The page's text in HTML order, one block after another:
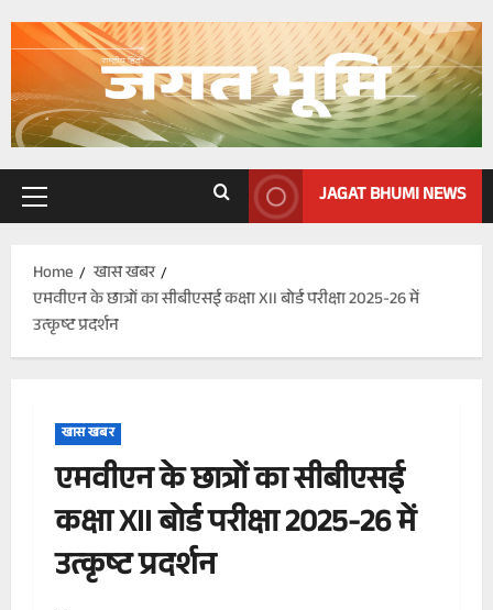
Primary
JAGAT BHUMI NEWS
Home
खास खबर
एमवीएन के छात्रों का सीबीएसई कक्षा XII बोर्ड परीक्षा 2025-26 में
उत्कृष्ट प्रदर्शन
खास खबर
एमवीएन के छात्रों का सीबीएसई
कक्षा XII बोर्ड परीक्षा 2025-26 में
उत्कृष्ट प्रदर्शन